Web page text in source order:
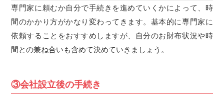
専門家に頼むか自分で手続きを進めていくかによって、時
間のかかり方がかなり変わってきます。基本的に専門家に
依頼することをおすすめしますが、自分のお財布状況や時
間との兼ね合いも含めて決めていきましょう。
③会社設立後の手続き